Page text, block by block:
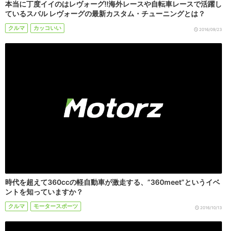
本当に丁度イイのはレヴォーグ!!海外レースや自転車レースで活躍し
ているスバル レヴォーグの最新カスタム・チューニングとは？
クルマ カッコいい 2016/09/23
時代を超えて360ccの軽自動車が激走する、”360meet”というイベ
ントを知っていますか？
クルマ モータースポーツ 2016/10/13